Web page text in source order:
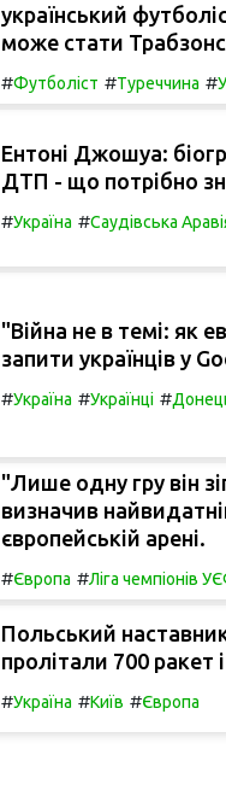
український
може стати
#Футболіст #Туреччина #
Ентоні Джошуа:
ДТП - що потрібно
#Україна #Саудівська
"Війна не в темі: як
запити українців у
#Україна #Українці #
"Лише одну гру він
визначив
європейській арені.
#Європа #Ліга чемпіонів
Польський
пролітали 700 ракет
#Україна #Київ #Європа